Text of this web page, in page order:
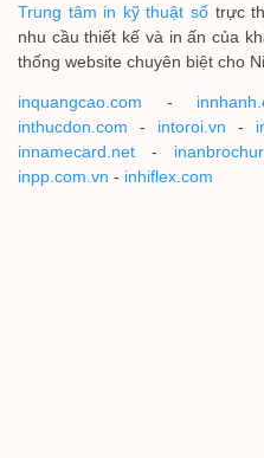
Trung tâm in kỹ thuật sốtrực
nhu cầu thiết kế và in ấn của
thống website chuyên biệt cho
inquangcao.com -
inthucdon.com - intoroi.vn -
innamecard.net -
inpp.com.vn - inhiflex.com